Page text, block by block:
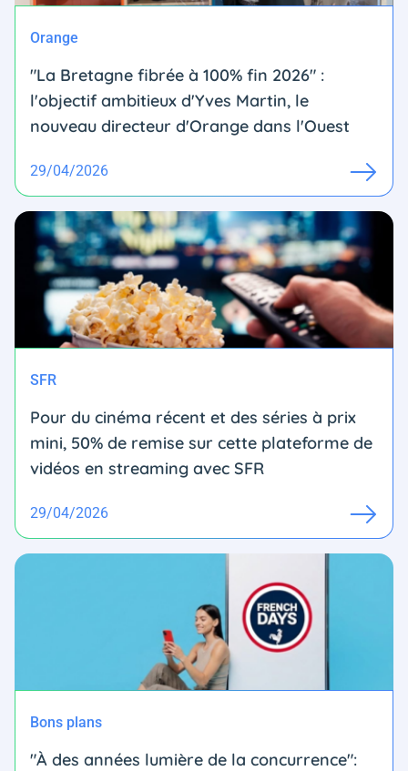
Orange
"La Bretagne fibrée à 100% fin 2026" :
l'objectif ambitieux d'Yves Martin, le
nouveau directeur d'Orange dans l'Ouest
29/04/2026
SFR
Pour du cinéma récent et des séries à prix
mini, 50% de remise sur cette plateforme de
vidéos en streaming avec SFR
29/04/2026
Bons plans
"À des années lumière de la concurrence":